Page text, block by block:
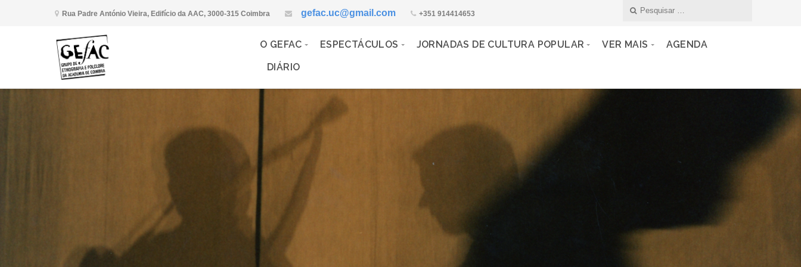
Rua Padre António Vieira, Edifício da AAC, 3000-315 Coimbra gefac.uc@gmail.com +351 914414653
O GEFAC ESPECTÁCULOS JORNADAS DE CULTURA POPULAR VER MAIS
AGENDA
DIÁRIO